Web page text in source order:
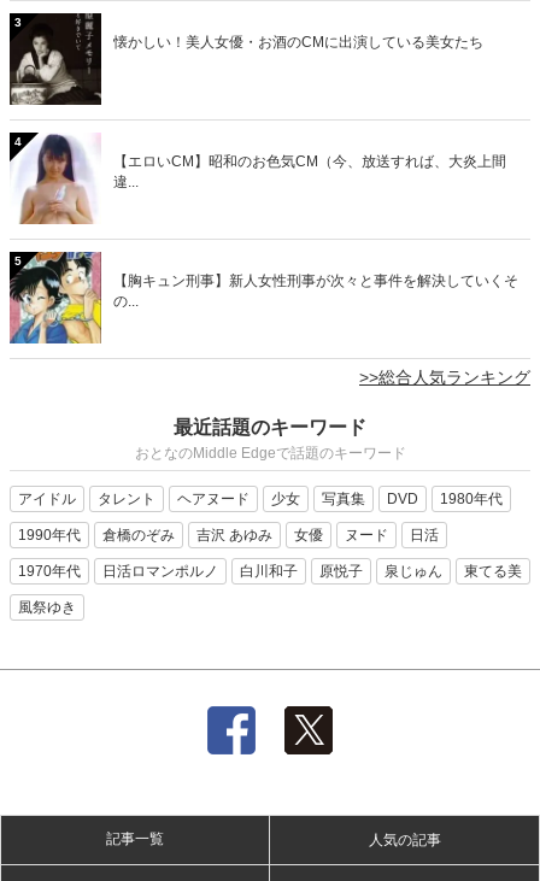
3
懐かしい！美人女優・お酒のCMに出演している美女たち
4
【エロいCM】昭和のお色気CM（今、放送すれば、大炎上間
違...
5
【胸キュン刑事】新人女性刑事が次々と事件を解決していくそ
の...
>>総合人気ランキング
最近話題のキーワード
おとなのMiddle Edgeで話題のキーワード
アイドル タレント ヘアヌード 少女 写真集 DVD 1980年代
1990年代 倉橋のぞみ 吉沢 あゆみ 女優 ヌード 日活
1970年代 日活ロマンポルノ 白川和子 原悦子 泉じゅん 東てる美
風祭ゆき
記事一覧 人気の記事